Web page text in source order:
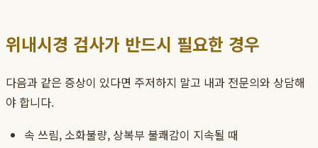
위내시경 검사가 반드시 필요한 경우
다음과 같은 증상이 있다면 주저하지 말고 내과 전문의와 상담해
야 합니다.
속 쓰림, 소화불량, 상복부 불쾌감이 지속될 때